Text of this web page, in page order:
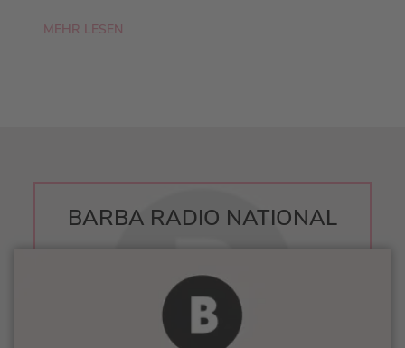
MEHR LESEN
BARBA RADIO NATIONAL